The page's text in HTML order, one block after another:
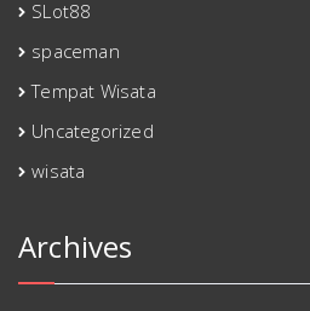
SLot88
spaceman
Tempat Wisata
Uncategorized
wisata
Archives